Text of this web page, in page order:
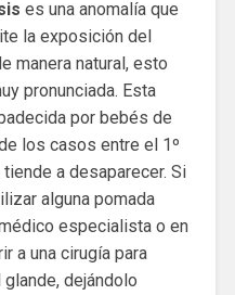
es una anomalía que
la exposición del
manera natural, esto
pronunciada. Esta
por bebés de
los casos entre el 1º
a desaparecer. Si
alguna pomada
especialista o en
a una cirugía para
dejándolo